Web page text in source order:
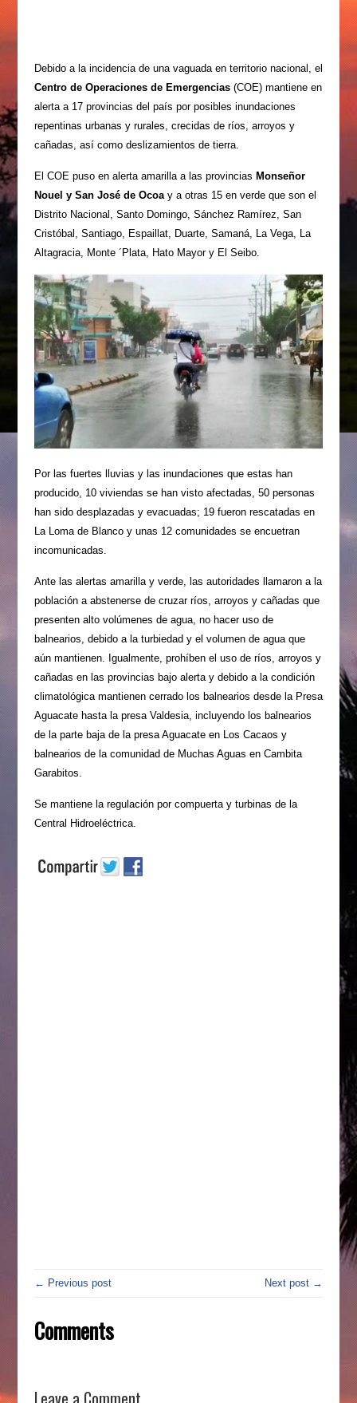
Debido a la incidencia de una vaguada en territorio nacional, el
Centro de Operaciones de Emergencias(COE) mantiene en
alerta a 17 provincias del país por posibles inundaciones
repentinas urbanas y rurales, crecidas de ríos, arroyos y
cañadas, así como deslizamientos de tierra.
El COE puso en alerta amarilla a las provincias Monseñor
Nouel y San José de Ocoay a otras 15 en verde que son el
Distrito Nacional, Santo Domingo, Sánchez Ramírez, San
Cristóbal, Santiago, Espaillat, Duarte, Samaná, La Vega, La
Altagracia, Monte ´Plata, Hato Mayor y El Seibo.
Por las fuertes lluvias y las inundaciones que estas han
producido, 10 viviendas se han visto afectadas, 50 personas
han sido desplazadas y evacuadas; 19 fueron rescatadas en
La Loma de Blanco y unas 12 comunidades se encuetran
incomunicadas.
Ante las alertas amarilla y verde, las autoridades llamaron a la
población a abstenerse de cruzar ríos, arroyos y cañadas que
presenten alto volúmenes de agua, no hacer uso de
balnearios, debido a la turbiedad y el volumen de agua que
aún mantienen. Igualmente, prohíben el uso de ríos, arroyos y
cañadas en las provincias bajo alerta y debido a la condición
climatológica mantienen cerrado los balnearios desde la Presa
Aguacate hasta la presa Valdesia, incluyendo los balnearios
de la parte baja de la presa Aguacate en Los Cacaos y
balnearios de la comunidad de Muchas Aguas en Cambita
Garabitos.
Se mantiene la regulación por compuerta y turbinas de la
Central Hidroeléctrica.
← Previous post Next post →
Comments
Leave a Comment